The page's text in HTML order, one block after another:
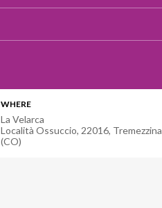
WHERE
La Velarca
Località Ossuccio, 22016, Tremezzina
(CO)